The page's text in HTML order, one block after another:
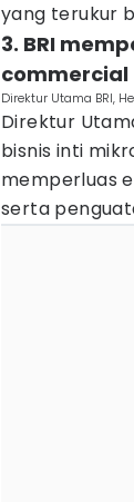
yang terukur
3. BRI
commercial
Direktur Utama BRI,
Direktur
bisnis inti
memperluas
serta